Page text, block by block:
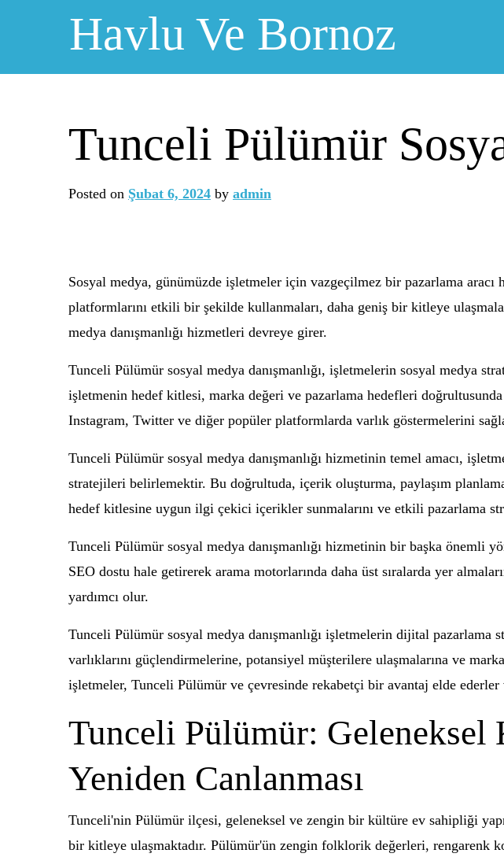
Havlu Ve Bornoz
Tunceli Pülümür
Posted on Şubat 6, 2024 by admin
Sosyal medya, günümüzde işletmeler için vazgeçilmez bir pazarlama
platformlarını etkili bir şekilde kullanmaları, daha geniş bir kitleye
medya danışmanlığı hizmetleri devreye girer.
Tunceli Pülümür sosyal medya danışmanlığı, işletmelerin sosyal medya
işletmenin hedef kitlesi, marka değeri ve pazarlama hedefleri
Instagram, Twitter ve diğer popüler platformlarda varlık göstermelerini
Tunceli Pülümür sosyal medya danışmanlığı hizmetinin temel amacı,
stratejileri belirlemektir. Bu doğrultuda, içerik oluşturma, paylaşım
hedef kitlesine uygun ilgi çekici içerikler sunmalarını ve etkili pazarlama
Tunceli Pülümür sosyal medya danışmanlığı hizmetinin bir başka önemli
SEO dostu hale getirerek arama motorlarında daha üst sıralarda yer
yardımcı olur.
Tunceli Pülümür sosyal medya danışmanlığı işletmelerin dijital
varlıklarını güçlendirmelerine, potansiyel müşterilere ulaşmalarına ve
işletmeler, Tunceli Pülümür ve çevresinde rekabetçi bir avantaj elde
Tunceli Pülümür:
Yeniden Canlanması
Tunceli'nin Pülümür ilçesi, geleneksel ve zengin bir kültüre ev sahipliği
bir kitleye ulaşmaktadır. Pülümür'ün zengin folklorik değerleri, rengarenk